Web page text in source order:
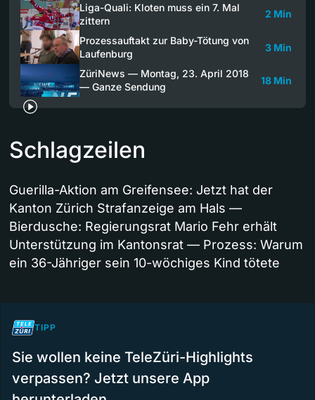
Liga-Quali: Kloten muss ein 7. Mal
zittern
2 Min
Prozessauftakt zur Baby-Tötung von
Laufenburg
3 Min
ZüriNews — Montag, 23. April 2018
— Ganze Sendung
18 Min
Schlagzeilen
Guerilla-Aktion am Greifensee: Jetzt hat der
Kanton Zürich Strafanzeige am Hals —
Bierdusche: Regierungsrat Mario Fehr erhält
Unterstützung im Kantonsrat — Prozess: Warum
ein 36-Jähriger sein 10-wöchiges Kind tötete
TIPP
Sie wollen keine TeleZüri-Highlights
verpassen? Jetzt unsere App